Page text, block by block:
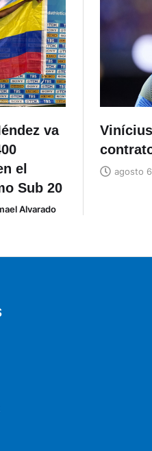
va
el
Sub 20
Alvarado
agosto